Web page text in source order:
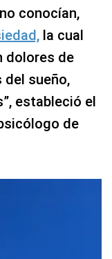
conocían,
la cual
dolores de
del sueño,
estableció el
de